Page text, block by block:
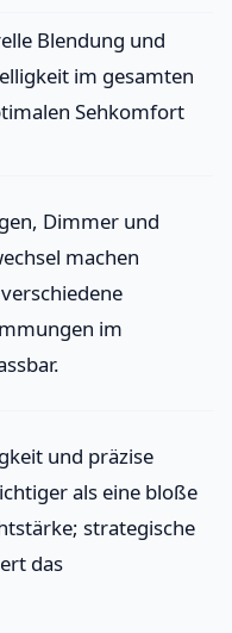
Blendung und
im gesamten
Sehkomfort
Dimmer und
machen
im
und präzise
als eine bloße
strategische
das